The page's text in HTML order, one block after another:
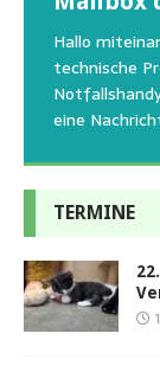
Hallo
technische
eine
Aus
den letzten
oder[…]
Wir bitten
Sommerfest
geschlossen
emotionalen
uns am
die
und[…]
TERMINE